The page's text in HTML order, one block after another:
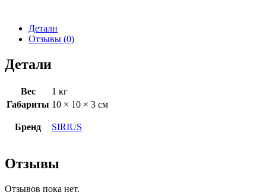
Детали
Отзывы (0)
Детали
Вес
1 кг
Габариты 10 × 10 × 3 см
Бренд SIRIUS
Отзывы
Отзывов пока нет.